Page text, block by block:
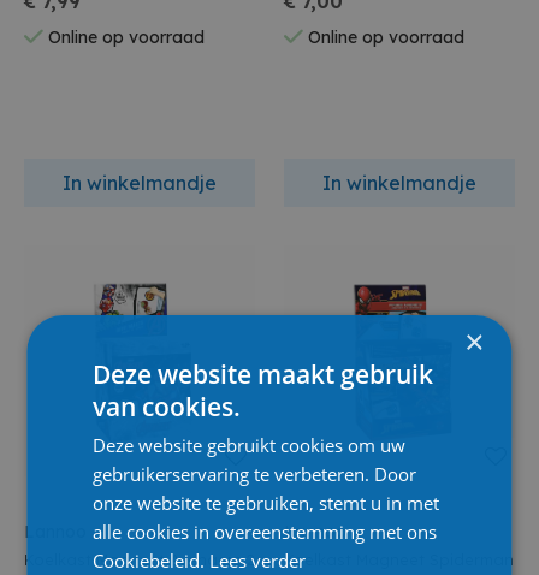
Online op voorraad
In winkelmandje
Online op voorraad
In winkelmandje
Lannoo
Koelkast Magneet Avengers 2
Lannoo
Koelkast Magneet Spiderman
×
Deze website maakt gebruik
van cookies.
Deze website gebruikt cookies om uw
gebruikerservaring te verbeteren. Door
onze website te gebruiken, stemt u in met
alle cookies in overeenstemming met ons
Cookiebeleid. Lees verder